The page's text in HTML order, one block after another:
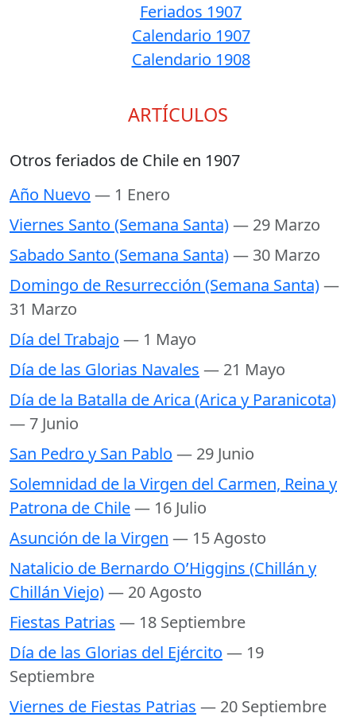
Feriados 1907
Calendario 1907
Calendario 1908
ARTÍCULOS
Otros feriados de Chile en 1907
Año Nuevo — 1 Enero
Viernes Santo (Semana Santa)— 29 Marzo
Sabado Santo (Semana Santa)— 30 Marzo
Domingo de Resurrección (Semana Santa)—
31 Marzo
Día del Trabajo — 1 Mayo
Día de las Glorias Navales — 21 Mayo
Día de la Batalla de Arica (Arica y Paranicota)
— 7 Junio
San Pedro y San Pablo — 29 Junio
Solemnidad de la Virgen del Carmen, Reina y
Patrona de Chile— 16 Julio
Asunción de la Virgen — 15 Agosto
Natalicio de Bernardo O’Higgins (Chillán y
Chillán Viejo)— 20 Agosto
Fiestas Patrias — 18 Septiembre
Día de las Glorias del Ejército — 19
Septiembre
Viernes de Fiestas Patrias — 20 Septiembre